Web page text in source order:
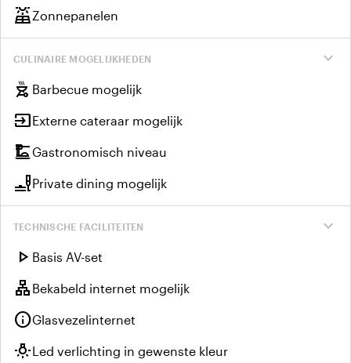
solar_powerZonnepanelen
expand_more
CULINAIRE MOGELIJKHEDEN
outdoor_grill Barbecue mogelijk
inputExterne cateraar mogelijk
dinner_diningGastronomisch niveau
brunch_diningPrivate dining mogelijk
expand_more
TECHNISCHE FACILITEITEN
play_arrow Basis AV-set
lan Bekabeld internet mogelijk
infoGlasvezelinternet
wb_incandescentLed verlichting in gewenste kleur